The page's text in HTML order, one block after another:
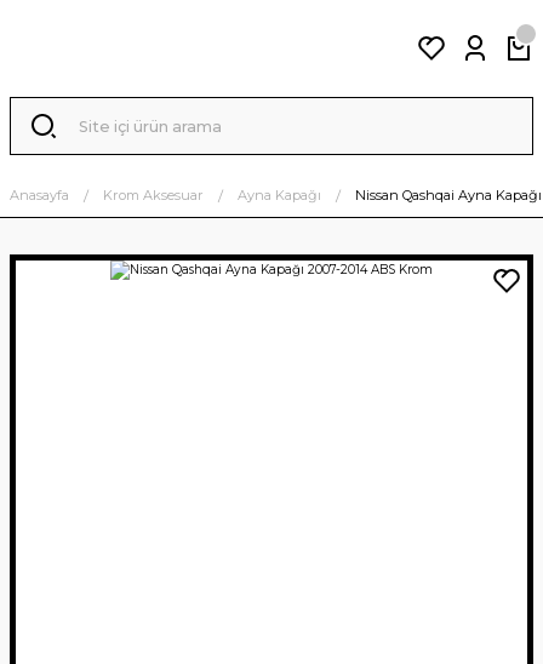
Anasayfa Krom Aksesuar Ayna Kapağı Nissan Qashqai Ayna